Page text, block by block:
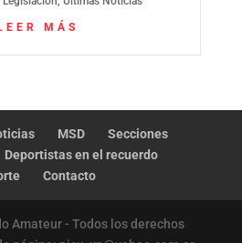
MÁS
MSD
Secciones
Deportistas en el recuerdo
Contacto
Amateur - Todos los derechos